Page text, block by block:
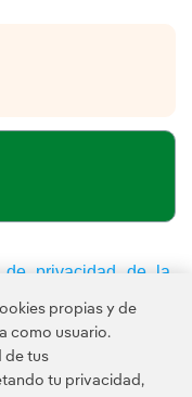
de privacidad de la
en ventana nueva.
y se aplican la
propias y de
como usuario.
de tus
tu privacidad,